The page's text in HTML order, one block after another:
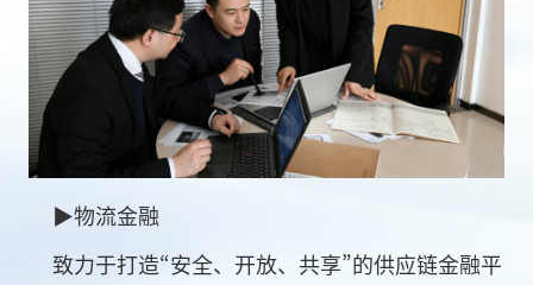
▶物流金融
致力于打造“安全、开放、共享”的供应链金融平